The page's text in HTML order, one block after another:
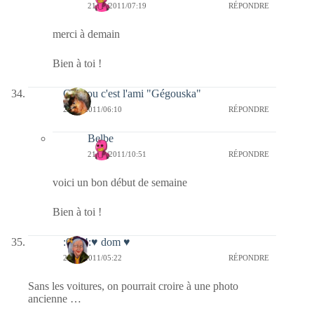
21/02/2011/07:19 RÉPONDRE
merci à demain
Bien à toi !
Coucou c'est l'ami "Gégouska"
21/02/2011/06:10 RÉPONDRE
Belbe
21/02/2011/10:51 RÉPONDRE
voici un bon début de semaine
Bien à toi !
:0014:♥ dom ♥
21/02/2011/05:22 RÉPONDRE
Sans les voitures, on pourrait croire à une photo
ancienne …